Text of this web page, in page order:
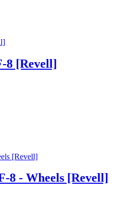
8 [Revell]
8 - Wheels [Revell]